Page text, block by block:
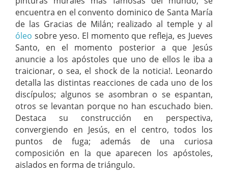
encuentra en el convento dominico de Santa María
de las Gracias de Milán; realizado al temple y al
óleo sobre yeso. El momento que refleja, es Jueves
Santo, en el momento posterior a que Jesús
anuncie a los apóstoles que uno de ellos le iba a
traicionar, o sea, el shock de la noticia!. Leonardo
detalla las distintas reacciones de cada uno de los
discípulos; algunos se asombran o se espantan,
otros se levantan porque no han escuchado bien.
Destaca su construcción en perspectiva,
convergiendo en Jesús, en el centro, todos los
puntos de fuga; además de una curiosa
composición en la que aparecen los apóstoles,
aislados en forma de triángulo.